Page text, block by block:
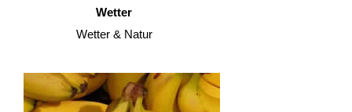
Wetter
Wetter & Natur